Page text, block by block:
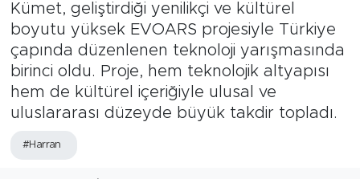
Kümet, geliştirdiği yenilikçi ve kültürel
boyutu yüksek EVOARS projesiyle Türkiye
çapında düzenlenen teknoloji yarışmasında
birinci oldu. Proje, hem teknolojik altyapısı
hem de kültürel içeriğiyle ulusal ve
uluslararası düzeyde büyük takdir topladı.
#Harran
OTOMOBİL
Haber Arşivi